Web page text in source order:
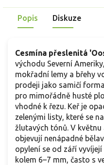
Popis Diskuze
Cesmína přeslenitá
východu Severní
mokřadní lemy a břehy
prodeji jako samičí
pro mimořádně husté
vhodné k řezu. Keř je
zelenými listy, které se
žlutavých tónů. V květnu
objevují nenápadné
opylení se od září
kolem 6–7 mm, často s